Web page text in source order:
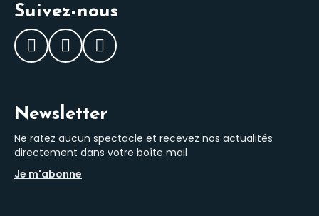
Suivez-nous
Facebook
InstagramLinkedIn
Newsletter
Ne ratez aucun spectacle et recevez nos actualités
directement dans votre boîte mail
Je m'abonne